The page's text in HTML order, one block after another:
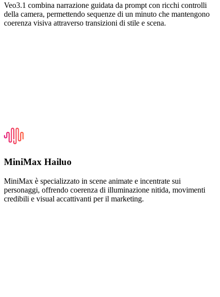
Veo3.1 combina narrazione guidata da prompt con ricchi controlli
della camera, permettendo sequenze di un minuto che mantengono
coerenza visiva attraverso transizioni di stile e scena.
MiniMax Hailuo
MiniMax è specializzato in scene animate e incentrate sui
personaggi, offrendo coerenza di illuminazione nitida, movimenti
credibili e visual accattivanti per il marketing.